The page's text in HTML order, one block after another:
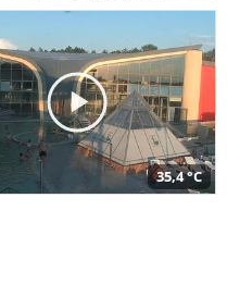
35,4 °C